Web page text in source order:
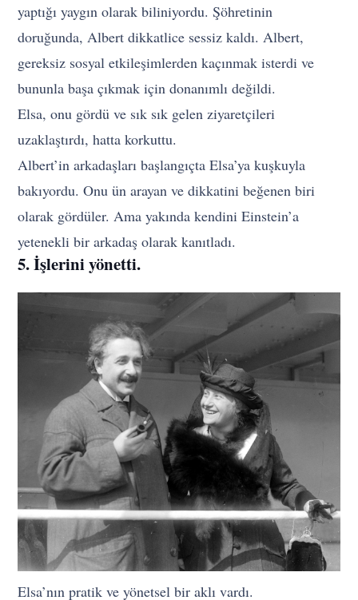
yaptığı yaygın olarak biliniyordu. Şöhretinin
doruğunda, Albert dikkatlice sessiz kaldı. Albert,
gereksiz sosyal etkileşimlerden kaçınmak isterdi ve
bununla başa çıkmak için donanımlı değildi.
Elsa, onu gördü ve sık sık gelen ziyaretçileri
uzaklaştırdı, hatta korkuttu.
Albert’in arkadaşları başlangıçta Elsa’ya kuşkuyla
bakıyordu. Onu ün arayan ve dikkatini beğenen biri
olarak gördüler. Ama yakında kendini Einstein’a
yetenekli bir arkadaş olarak kanıtladı.
5. İşlerini yönetti.
Elsa’nın pratik ve yönetsel bir aklı vardı.